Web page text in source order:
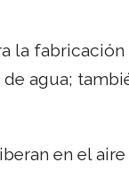
la
agua;
en el